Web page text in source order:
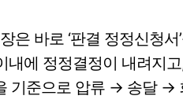
은 바로 ‘판결 정정신청
내에 정정결정이 내려지
기준으로 압류 → 송달 →